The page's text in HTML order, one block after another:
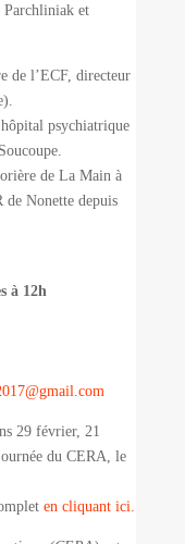
Parchliniak et
de l’ECF, directeur
psychiatrique
.
de La Main à
Nonette depuis
à 12h
29 février, 21
du CERA, le
en cliquant ici.